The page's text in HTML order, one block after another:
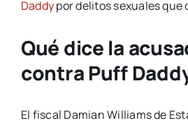
Daddypor delitos sexuales que
Qué dice la
contra Puff
El fiscal Damian Williams de